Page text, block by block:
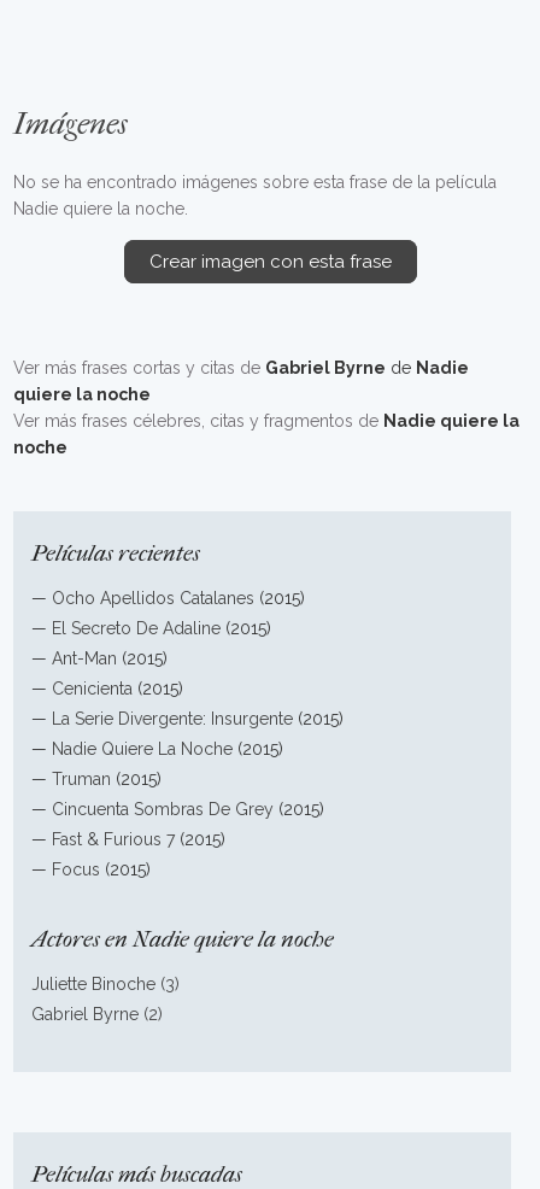
Imágenes
No se ha encontrado imágenes sobre esta frase de la película
Nadie quiere la noche.
Crear imagen con esta frase
Ver más frases cortas y citas de Gabriel Byrne de Nadie
quiere la noche
Ver más frases célebres, citas y fragmentos de Nadie quiere la
noche
Películas recientes
— Ocho Apellidos Catalanes (2015)
— El Secreto De Adaline (2015)
—Ant-Man (2015)
— Cenicienta (2015)
—
La Serie Divergente: Insurgente (2015)
— Nadie Quiere La Noche (2015)
—Truman (2015)
— Cincuenta Sombras De Grey (2015)
— Fast & Furious 7 (2015)
— Focus (2015)
Actores en Nadie quiere la noche
Juliette Binoche (3)
Gabriel Byrne (2)
Películas más buscadas